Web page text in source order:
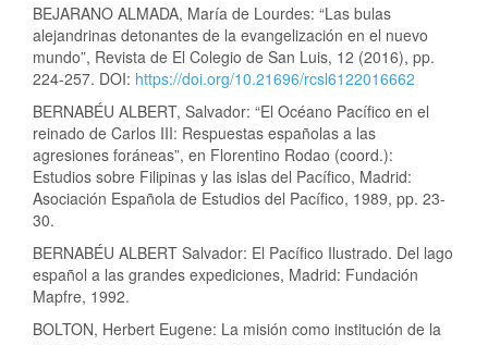
BEJARANO ALMADA, María de Lourdes: “Las bulas
alejandrinas detonantes de la evangelización en el nuevo
mundo”, Revista de El Colegio de San Luis, 12 (2016), pp.
224-257. DOI: https://doi.org/10.21696/rcsl6122016662
BERNABÉU ALBERT, Salvador: “El Océano Pacífico en el
reinado de Carlos III: Respuestas españolas a las
agresiones foráneas”, en Florentino Rodao (coord.):
Estudios sobre Filipinas y las islas del Pacífico, Madrid:
Asociación Española de Estudios del Pacífico, 1989, pp. 23-
30.
BERNABÉU ALBERT Salvador: El Pacífico Ilustrado. Del lago
español a las grandes expediciones, Madrid: Fundación
Mapfre, 1992.
BOLTON, Herbert Eugene: La misión como institución de la